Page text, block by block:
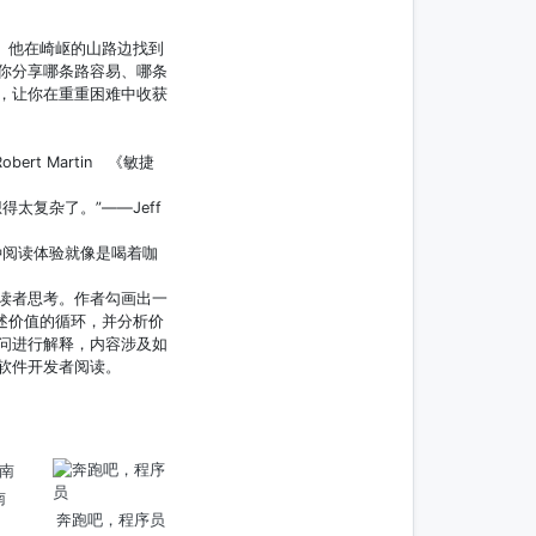
他在崎岖的山路边找到
分享哪条路容易、哪条
让你在重重困难中收获
Martin 《敏捷
得太复杂了。”——Jeff
读体验就像是喝着咖
者思考。作者勾画出一
价值的循环，并分析价
进行解释，内容涉及如
开发者阅读。
奔跑吧，程序员